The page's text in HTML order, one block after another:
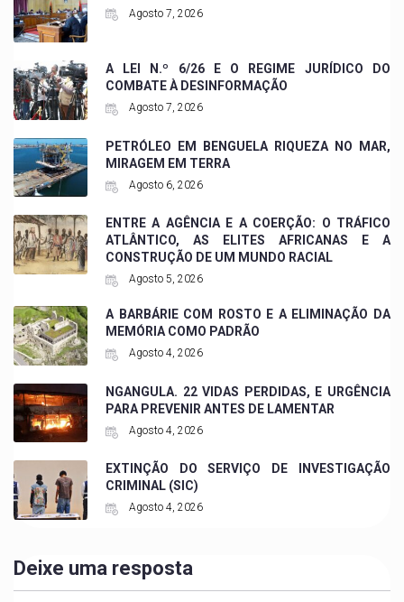
Agosto 7, 2026
A LEI N.º 6/26 E O REGIME JURÍDICO DO
COMBATE À DESINFORMAÇÃO
Agosto 7, 2026
PETRÓLEO EM BENGUELA RIQUEZA NO MAR,
MIRAGEM EM TERRA
Agosto 6, 2026
ENTRE A AGÊNCIA E A COERÇÃO: O TRÁFICO
ATLÂNTICO, AS ELITES AFRICANAS E A
CONSTRUÇÃO DE UM MUNDO RACIAL
Agosto 5, 2026
A BARBÁRIE COM ROSTO E A ELIMINAÇÃO DA
MEMÓRIA COMO PADRÃO
Agosto 4, 2026
NGANGULA. 22 VIDAS PERDIDAS, E URGÊNCIA
PARA PREVENIR ANTES DE LAMENTAR
Agosto 4, 2026
EXTINÇÃO DO SERVIÇO DE INVESTIGAÇÃO
CRIMINAL (SIC)
Agosto 4, 2026
Deixe uma resposta